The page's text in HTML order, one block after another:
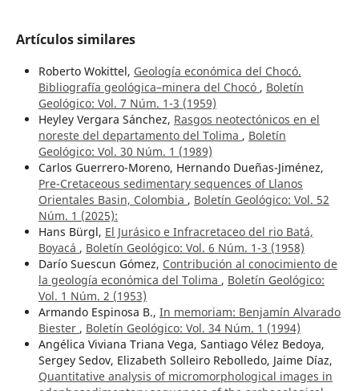
Artículos similares
Roberto Wokittel, Geología económica del Chocó.
Bibliografía geológica–minera del Chocó , Boletín
Geológico: Vol. 7 Núm. 1-3 (1959)
Heyley Vergara Sánchez, Rasgos neotectónicos en el
noreste del departamento del Tolima , Boletín
Geológico: Vol. 30 Núm. 1 (1989)
Carlos Guerrero-Moreno, Hernando Dueñas-Jiménez,
Pre-Cretaceous sedimentary sequences of Llanos
Orientales Basin, Colombia , Boletín Geológico: Vol. 52
Núm. 1 (2025):
Hans Bürgl, El Jurásico e Infracretaceo del rio Batá,
Boyacá , Boletín Geológico: Vol. 6 Núm. 1-3 (1958)
Darío Suescun Gómez, Contribución al conocimiento de
la geología económica del Tolima , Boletín Geológico:
Vol. 1 Núm. 2 (1953)
Armando Espinosa B., In memoriam: Benjamín Alvarado
Biester , Boletín Geológico: Vol. 34 Núm. 1 (1994)
Angélica Viviana Triana Vega, Santiago Vélez Bedoya,
Sergey Sedov, Elizabeth Solleiro Rebolledo, Jaime Díaz,
Quantitative analysis of micromorphological images in